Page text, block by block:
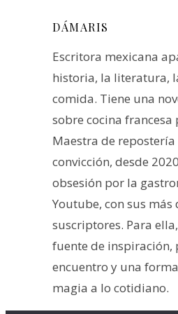
DÁMARIS
Escritora mexicana
historia, la literatura,
comida. Tiene una
sobre cocina
Maestra de
convicción, desde
obsesión por la
Youtube, con sus más
suscriptores. Para
fuente de inspiración,
encuentro y una
magia a lo cotidiano.